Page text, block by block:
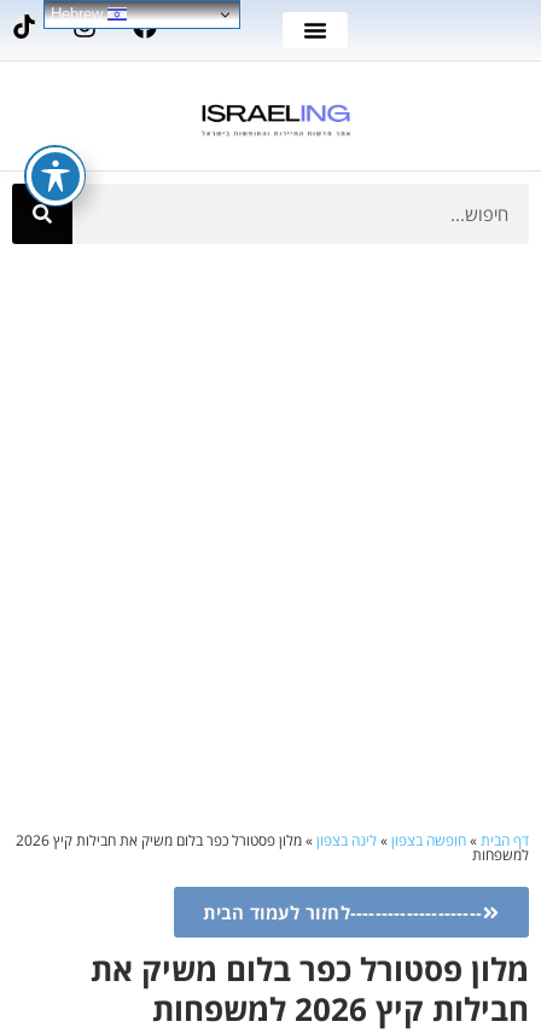
דף הבית»חופשה בצפון»לינה בצפון» מלון פסטורל כפר בלום משיק את חבילות קיץ 2026
למשפחות
---------------------לחזור לעמוד הבית
מלון פסטורל כפר בלום משיק את
חבילות קיץ 2026 למשפחות
Hebrew